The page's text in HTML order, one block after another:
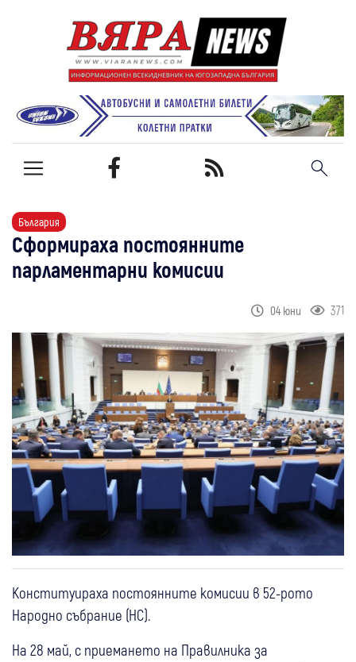
България
Сформираха постоянните
парламентарни комисии
04 юни 371
Конституираха постоянните комисии в 52-рото
Народно събрание (НС).
На 28 май, с приемането на Правилника за